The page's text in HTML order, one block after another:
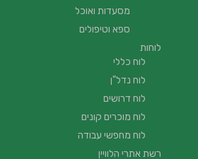
מסעדות ואוכל
ספא וטיפולים
לוחות
לוח כללי
לוח נדל"ן
לוח דרושים
לוח מוכרים קונים
לוח מחפשי עבודה
רשת אתרי הלוויין